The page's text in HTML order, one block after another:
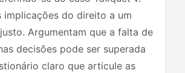
implicações do direito a um
Argumentam que a falta de
decisões pode ser superada
claro que articule as